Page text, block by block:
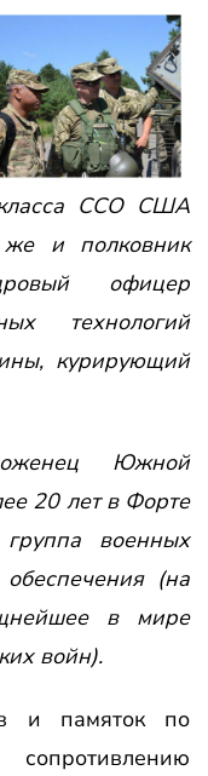
ССО США
же и полковник
офицер
технологий
курирующий
Южной
20 лет в Форте
военных
(на
в мире
войн).
и памяток по